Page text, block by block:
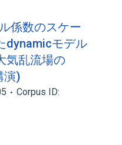
係数のスケー
dynamicモデル
気乱流場の
演)
Corpus ID: